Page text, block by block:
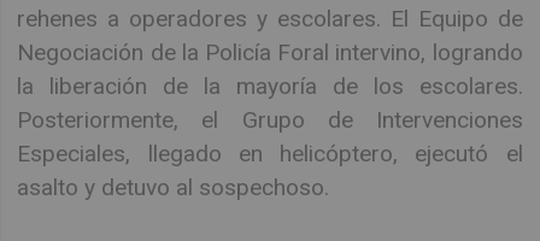
rehenes a operadores y escolares. El Equipo de
Negociación de la Policía Foral intervino, logrando
la liberación de la mayoría de los escolares.
Posteriormente, el Grupo de Intervenciones
Especiales, llegado en helicóptero, ejecutó el
asalto y detuvo al sospechoso.